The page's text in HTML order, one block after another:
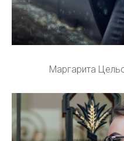
Маргарита